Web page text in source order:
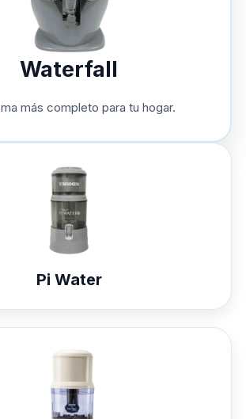
Waterfall
más completo para tu hogar.
Pi Water